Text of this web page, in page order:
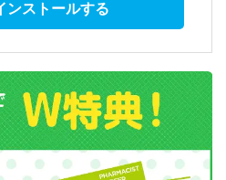
ンストールする